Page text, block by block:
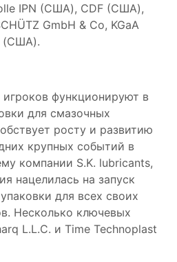
IPN (США), CDF (США),
GmbH & Co, KGaA
(США).
функционируют в
для смазочных
росту и развитию
крупных событий в
компании S.K. lubricants,
нацелилась на запуск
для всех своих
Несколько ключевых
L.L.C. и Time Technoplast